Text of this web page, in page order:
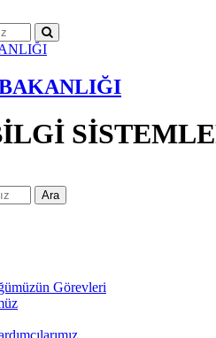
Ara
Görevleri